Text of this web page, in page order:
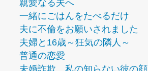
親愛なる夫へ
一緒にごはんをたべるだけ
夫に不倫をお願いされました
夫婦と16歳～狂気の隣人～
普通の恋愛
未婚詐欺 私の知らない彼の顔